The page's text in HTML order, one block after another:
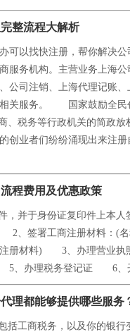
整流程大解析
以找快注册，帮你解决公
服务机构。主营业务上海公
公司注销、上海代理记账
相关服务。 国家鼓励全民
、税务等行政机关的简政放
创业者们纷纷涌现出来注册
程费用及优惠政策
，并于身份证复印件上本
、签署工商注册材料：(名
注册材料) 3、办理营业
、办理税务登记证 6、开
理都能够提供哪些服务
括工商税务，以及你的银